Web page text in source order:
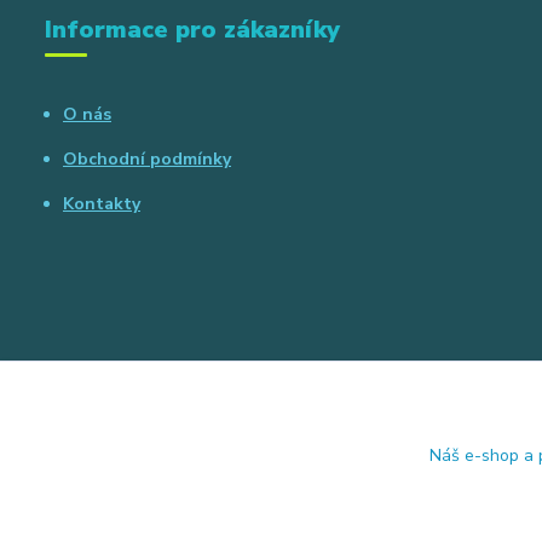
Informace pro zákazníky
O nás
Obchodní podmínky
Kontakty
Náš e-shop a